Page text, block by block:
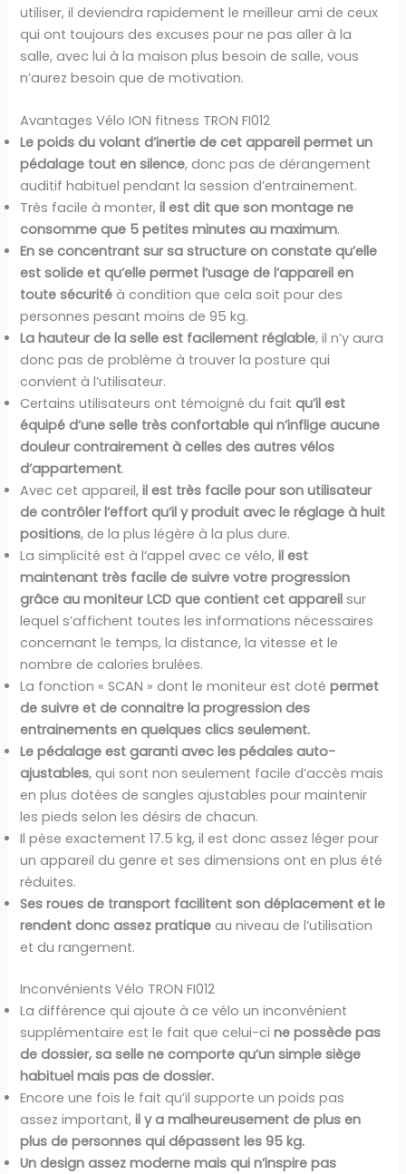
utiliser, il deviendra rapidement le meilleur ami de ceux
qui ont toujours des excuses pour ne pas aller à la
salle, avec lui à la maison plus besoin de salle, vous
n’aurez besoin que de motivation.
Avantages Vélo ION fitness TRON FI012
Le poids du volant d’inertie de cet appareil permet un
pédalage tout en silence, donc pas de dérangement
auditif habituel pendant la session d’entrainement.
Très facile à monter, il est dit que son montage ne
consomme que 5 petites minutes au maximum.
En se concentrant sur sa structure on constate qu’elle
est solide et qu’elle permet l’usage de l’appareil en
toute sécuritéà condition que cela soit pour des
personnes pesant moins de 95 kg.
La hauteur de la selle est facilement réglable, il n’y aura
donc pas de problème à trouver la posture qui
convient à l’utilisateur.
Certains utilisateurs ont témoigné du faitqu’il est
équipé d’une selle très confortable qui n’inflige aucune
douleur contrairement à celles des autres vélos
d’appartement.
Avec cet appareil,il est très facile pour son utilisateur
de contrôler l’effort qu’il y produit avec le réglage à huit
positions, de la plus légère à la plus dure.
La simplicité est à l’appel avec ce vélo,il est
maintenant très facile de suivre votre progression
grâce au moniteur LCD que contient cet appareil sur
lequel s’affichent toutes les informations nécessaires
concernant le temps, la distance, la vitesse et le
nombre de calories brulées.
La fonction « SCAN » dont le moniteur est dotépermet
de suivre et de connaitre la progression des
entrainements en quelques clics seulement.
Le pédalage est garanti avec les pédales auto-
ajustables, qui sont non seulement facile d’accès mais
en plus dotées de sangles ajustables pour maintenir
les pieds selon les désirs de chacun.
Il pèse exactement 17.5 kg, il est donc assez léger pour
un appareil du genre et ses dimensions ont en plus été
réduites.
Ses roues de transport facilitent son déplacement et le
rendent donc assez pratique au niveau de l’utilisation
et du rangement.
Inconvénients Vélo TRON FI012
La différence qui ajoute à ce vélo un inconvénient
supplémentaire est le fait que celui-ci ne possède pas
de dossier, sa selle ne comporte qu’un simple siège
habituel mais pas de dossier.
Encore une fois le fait qu’il supporte un poids pas
assez important,il y a malheureusement de plus en
plus de personnes qui dépassent les 95 kg.
Un design assez moderne mais qui n’inspire pas